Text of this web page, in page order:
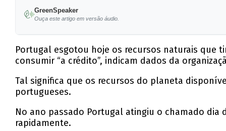
GreenSpeaker
Ouça este artigo em versão áudio.
Portugal esgotou hoje os recursos naturais que
consumir “a crédito”, indicam dados da
Tal significa que os recursos do planeta
portugueses.
No ano passado Portugal atingiu o chamado dia
rapidamente.